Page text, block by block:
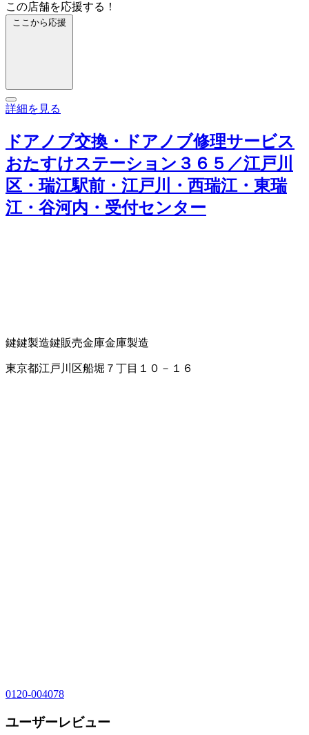
この店舗を応援する！
ここから応援
詳細を見る
ドアノブ交換・ドアノブ修理サービス
おたすけステーション３６５／江戸川
区・瑞江駅前・江戸川・西瑞江・東瑞
江・谷河内・受付センター
鍵鍵製造鍵販売金庫金庫製造
東京都江戸川区船堀７丁目１０－１６
0120-004078
ユーザーレビュー